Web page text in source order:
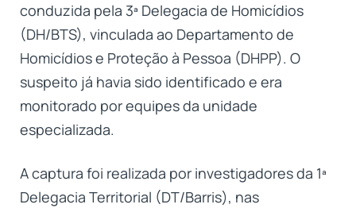
conduzida pela 3ª Delegacia de Homicídios
(DH/BTS), vinculada ao Departamento de
Homicídios e Proteção à Pessoa (DHPP). O
suspeito já havia sido identificado e era
monitorado por equipes da unidade
especializada.
A captura foi realizada por investigadores da 1ª
Delegacia Territorial (DT/Barris), nas